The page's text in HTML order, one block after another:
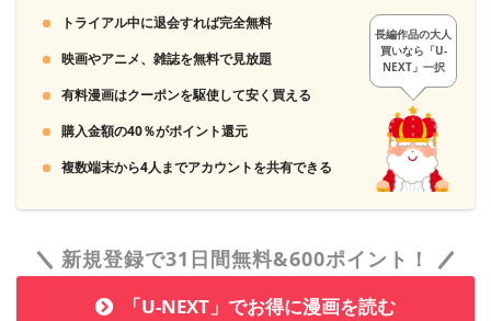
コミックシーモアではポイントをそのまま買うより月額メニ
ューを利用したほうが遥かにお得です。月額登録して即解約
トライアル中に退会すれば完全無料
映画やアニメ、雑誌を無料で見放題
有料漫画はクーポンを駆使して安く買える
購入金額の40％がポイント還元
複数端末から4人までアカウントを共有できる
長編作品の大人
買いなら「U-
NEXT」一択
新規登録で31日間無料&600ポイント！
「U-NEXT」でお得に漫画を読む